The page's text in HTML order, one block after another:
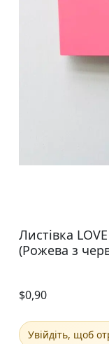
Листівка
(Рожева з
$0,90
Увійдіть, щоб